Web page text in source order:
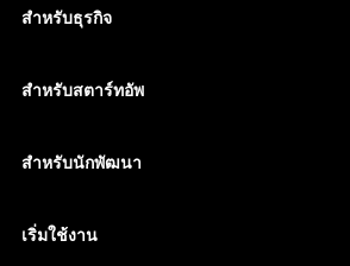
Ledger Nano Classics
Bundles
ผลิตภัณฑ์ทั้งหมด
Cardano wallet
Monero wallet
ดูสินทรัพย์ทั้งหมด
ซื้อคริปโต
สวอปคริปโต
สำหรับธุรกิจ
สำหรับสตาร์ทอัพ
สำหรับนักพัฒนา
เริ่มใช้งาน